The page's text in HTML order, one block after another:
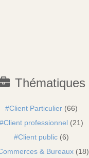
Thématiques
Client Particulier(66)
Client professionnel(21)
Client public(6)
& Bureaux(18)